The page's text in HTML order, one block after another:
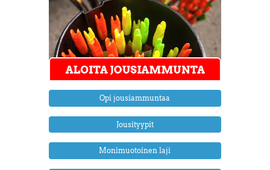
Opi jousiammuntaa
Jousityypit
Monimuotoinen laji